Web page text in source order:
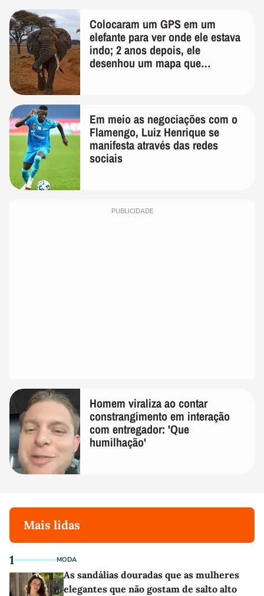
Colocaram um GPS em um
elefante para ver onde ele estava
indo; 2 anos depois, ele
desenhou um mapa que
Em meio as negociações com o
Flamengo, Luiz Henrique se
manifesta através das redes
sociais
PUBLICIDADE
Homem viraliza ao contar
constrangimento em interação
com entregador: 'Que
humilhação'
Mais lidas
1 MODA
As sandálias douradas que as mulheres
elegantes que não gostam de salto alto